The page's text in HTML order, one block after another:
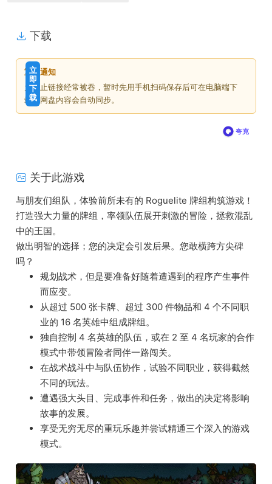
下载
夸克
下
载
价
格
免
费
立
即
下
载
重要通知
为防止链接经常被吞，暂时先用手机扫码保存后可在电脑端下
载，网盘内容会自动同步。
关于此游戏
与朋友们组队，体验前所未有的 Roguelite 牌组构筑游戏！
打造强大力量的牌组，率领队伍展开刺激的冒险，拯救混乱
中的王国。
做出明智的选择；您的决定会引发后果。您敢横跨方尖碑
吗？
规划战术，但是要准备好随着遭遇到的程序产生事件
而应变。
从超过 500 张卡牌、超过 300 件物品和 4 个不同职
业的 16 名英雄中组成牌组。
独自控制 4 名英雄的队伍，或在 2 至 4 名玩家的合作
模式中带领冒险者同伴一路闯关。
在战术战斗中与队伍协作，试验不同职业，获得截然
不同的玩法。
遭遇强大头目、完成事件和任务，做出的决定将影响
故事的发展。
享受无穷无尽的重玩乐趣并尝试精通三个深入的游戏
模式。